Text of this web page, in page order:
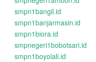
smpn1bangil.id
smpn1banjarmasin.id
smpn1biora.id
smpnegeri1bobotsari.id
smpn1boyolali.id